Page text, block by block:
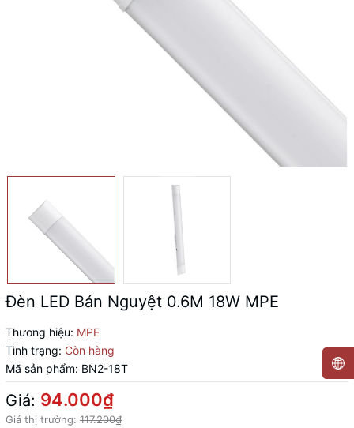
Đèn LED Bán Nguyệt 0.6M 18W MPE
Thương hiệu: MPE
Tình trạng: Còn hàng
Mã sản phẩm: BN2-18T
Giá: 94.000₫
Giá thị trường: 117.200₫